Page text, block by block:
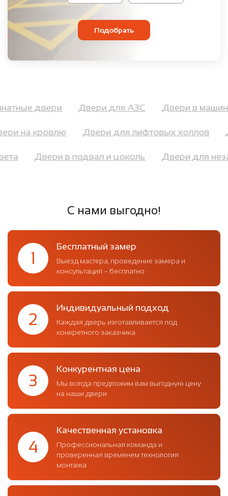
Подобрать
двери Двери для АЗС Двери в
на кровлю Двери для лифтовых холлов
Двери в подвал и цоколь Двери для
С нами выгодно!
1
Бесплатный замер
Выезд мастера, проведение замера и
консультация – бесплатно
2
Индивидуальный подход
Каждая дверь изготавливается под
конкретного заказчика
3
Конкурентная цена
Мы всегда предложим вам выгодную цену
на наши двери
4
Качественная установка
Профессиональная команда и
проверенная временем технология
монтажа